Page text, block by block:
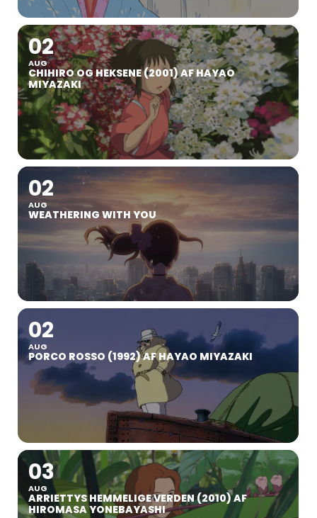
02
AUG
CHIHIRO OG HEKSENE (2001) AF HAYAO
MIYAZAKI
02
AUG
WEATHERING WITH YOU
02
AUG
PORCO ROSSO (1992) AF HAYAO MIYAZAKI
03
AUG
ARRIETTYS HEMMELIGE VERDEN (2010) AF
HIROMASA YONEBAYASHI